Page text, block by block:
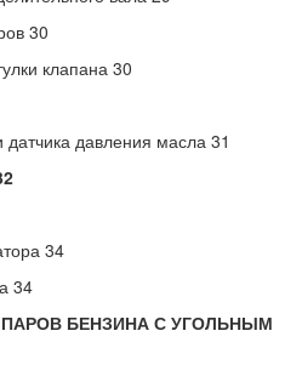
30
клапана 30
давления масла 31
34
34
БЕНЗИНА С УГОЛЬНЫМ